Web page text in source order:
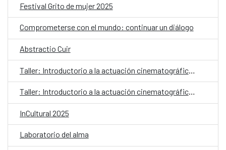
Festival Grito de mujer 2025
Comprometerse con el mundo: continuar un diálogo
Abstractio Cuir
Taller: Introductorio a la actuación cinematográfica para personas adultas mayores
Taller: Introductorio a la actuación cinematográfica para personas adultas mayores
InCultural 2025
Laboratorio del alma